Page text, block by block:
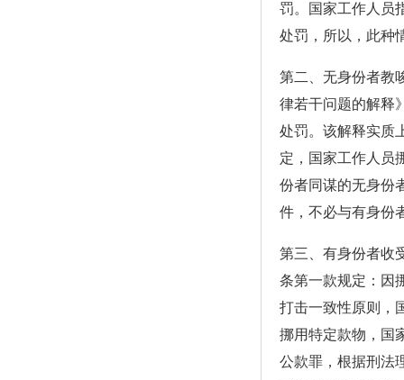
罚。国家工作人员
处罚，所以，此种
第二、无身份者教
律若干问题的解释
处罚。该解释实质
定，国家工作人员
份者同谋的无身份
件，不必与有身份
第三、有身份者收
条第一款规定：因
打击一致性原则，
挪用特定款物，国
公款罪，根据刑法